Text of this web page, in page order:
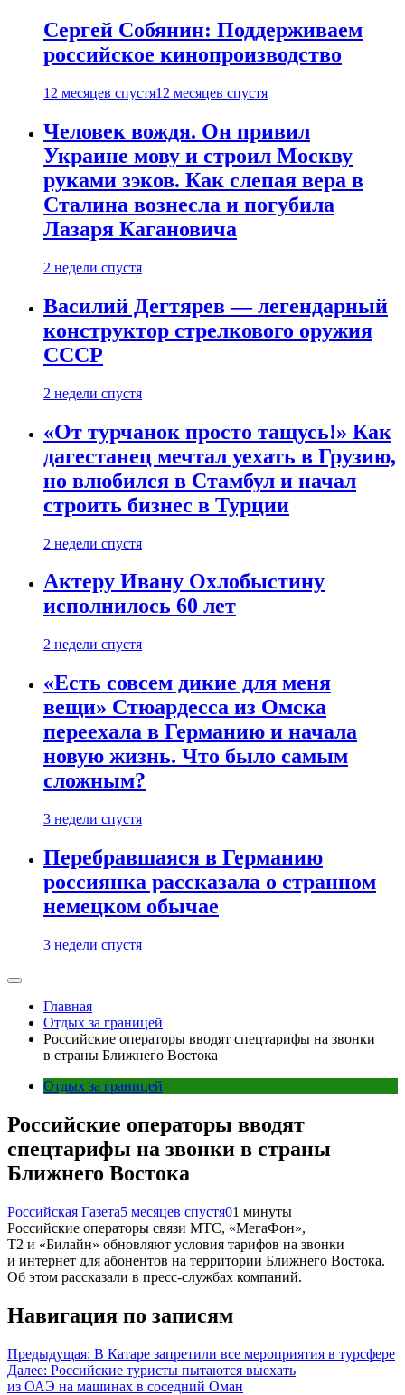
Сергей Собянин: Поддерживаем
российское кинопроизводство
12 месяцев спустя12 месяцев спустя
Человек вождя. Он привил
Украине мову и строил Москву
руками зэков. Как слепая вера в
Сталина вознесла и погубила
Лазаря Кагановича
2 недели спустя
Василий Дегтярев — легендарный
конструктор стрелкового оружия
СССР
2 недели спустя
«От турчанок просто тащусь!» Как
дагестанец мечтал уехать в Грузию,
но влюбился в Стамбул и начал
строить бизнес в Турции
2 недели спустя
Актеру Ивану Охлобыстину
исполнилось 60 лет
2 недели спустя
«Есть совсем дикие для меня
вещи» Стюардесса из Омска
переехала в Германию и начала
новую жизнь. Что было самым
сложным?
3 недели спустя
Перебравшаяся в Германию
россиянка рассказала о странном
немецком обычае
3 недели спустя
Главная
Отдых за границей
Российские операторы вводят спецтарифы на звонки
в страны Ближнего Востока
Отдых за границей
Российские операторы вводят
спецтарифы на звонки в страны
Ближнего Востока
Российская Газета5 месяцев спустя01 минуты
Российские операторы связи МТС, «МегаФон»,
Т2 и «Билайн» обновляют условия тарифов на звонки
и интернет для абонентов на территории Ближнего Востока.
Об этом рассказали в пресс-службах компаний.
Навигация по записям
Предыдущая: В Катаре запретили все мероприятия в турсфере
Далее: Российские туристы пытаются выехать
из ОАЭ на машинах в соседний Оман